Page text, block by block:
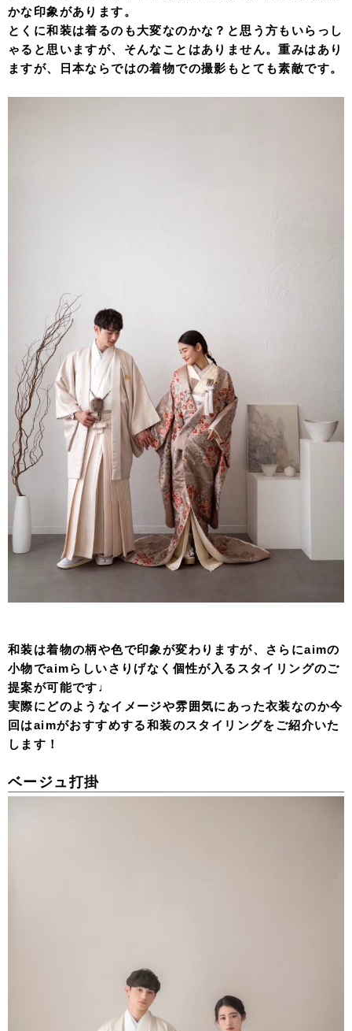
かな印象があります。
とくに和装は着るのも大変なのかな？と思う方もいらっし
ゃると思いますが、そんなことはありません。重みはあり
ますが、日本ならではの着物での撮影もとても素敵です。
和装は着物の柄や色で印象が変わりますが、さらにaimの
小物でaimらしいさりげなく個性が入るスタイリングのご
提案が可能です♩
実際にどのようなイメージや雰囲気にあった衣装なのか今
回はaimがおすすめする和装のスタイリングをご紹介いた
します！
ベージュ打掛